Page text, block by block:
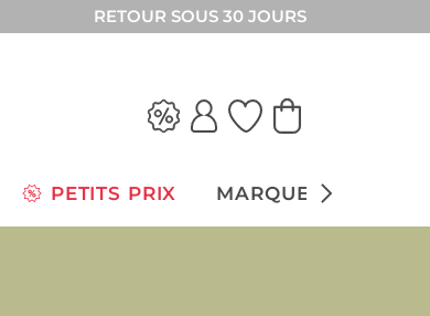
RETOUR SOUS 30 JOURS
PETITS PRIX MARQUES